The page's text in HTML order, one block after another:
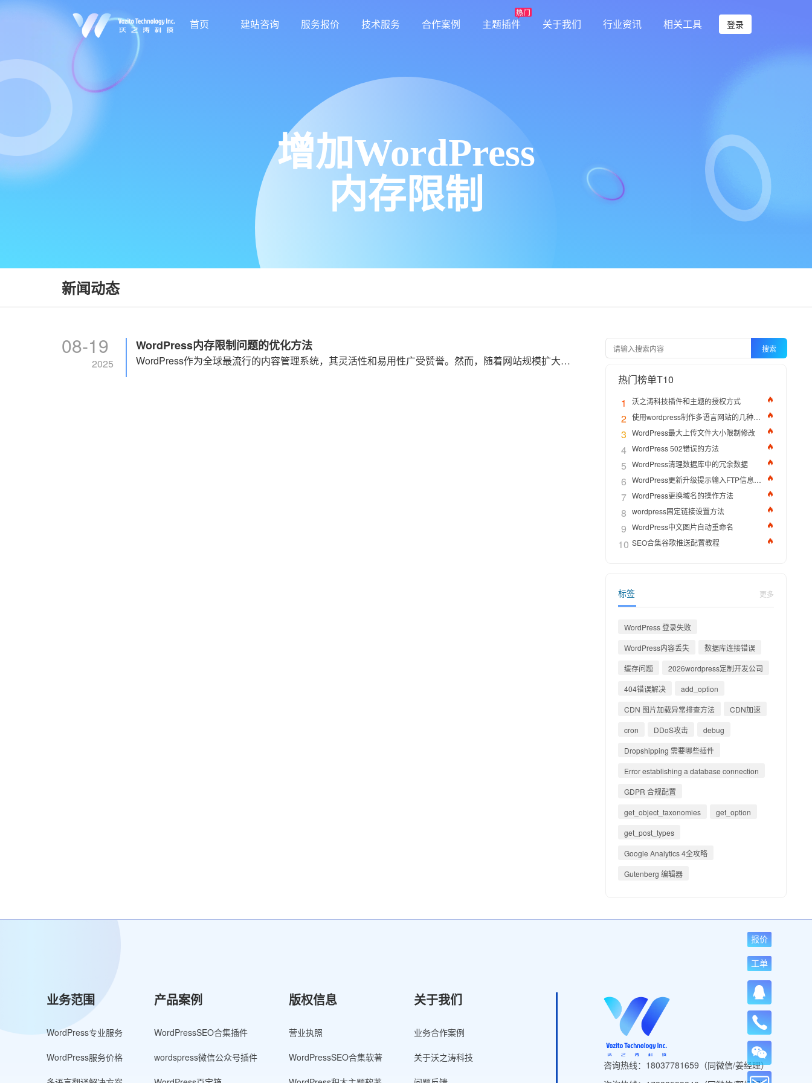
首页 建站咨询 服务报价 技术服务 合作案例 主题插件 关于我们 行业资讯 相关工具 登录
增加WordPress
内存限制
新闻动态
08-19
2025
WordPress内存限制问题的优化方法
WordPress作为全球最流行的内容管理系统，其灵活性和易用性广受赞誉。然而，随着网站规模扩大、功能增加或流量增长，许多用户会遇到一个令人头疼的错误,这不仅影响后台操作，甚至可能导致网站前台崩溃。本文将深入探讨WordPress内存限制问题的根源，并提供一套系统化的解决方案。
搜索
热门榜单T10
1
沃之涛科技插件和主题的授权方式
2 使用wordpress制作多语言网站的几种方法
3 WordPress最大上传文件大小限制修改
4 WordPress 502错误的方法
5 WordPress清理数据库中的冗余数据
6 WordPress更新升级提示输入FTP信息的解决办法
7 WordPress更换域名的操作方法
8 wordpress固定链接设置方法
9 WordPress中文图片自动重命名
10 SEO合集谷歌推送配置教程
标签 更多
WordPress 登录失败
WordPress内容丢失
数据库连接错误
缓存问题
2026wordpress定制开发公司
404错误解决
add_option
CDN 图片加载异常排查方法
CDN加速
cron
DDoS攻击
debug
Dropshipping 需要哪些插件
Error establishing a database connection
GDPR 合规配置
get_object_taxonomies
get_option
get_post_types
Google Analytics 4全攻略
Gutenberg 编辑器
业务范围
WordPress专业服务
WordPress服务价格
产品案例
WordPressSEO合集插件
wordspress微信公众号插件
版权信息
营业执照
WordPressSEO合集软著
关于我们
业务合作案例
关于沃之涛科技
咨询热线：18037781659（同微信/姜经理）
报价
工单